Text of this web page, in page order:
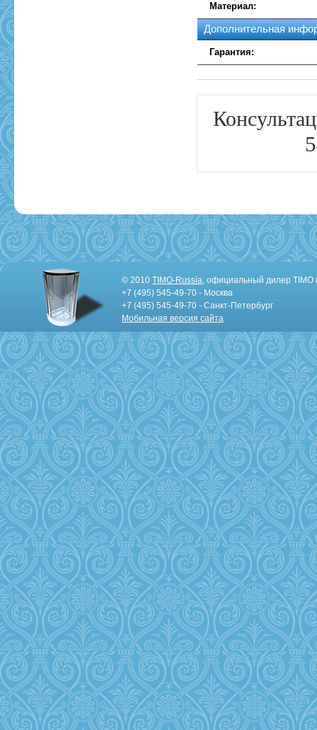
Материал:
Дополнительная
Гарантия:
© 2010 TIMO-Russia, официальный дилер TIMO
+7 (495) 545-49-70 - Москва
+7 (495) 545-49-70 - Санкт-Петербург
Мобильная версия сайта